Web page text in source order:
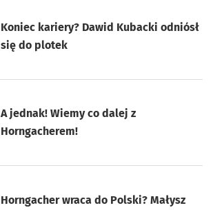
Koniec kariery? Dawid Kubacki odniósł
się do plotek
A jednak! Wiemy co dalej z
Horngacherem!
Horngacher wraca do Polski? Małysz